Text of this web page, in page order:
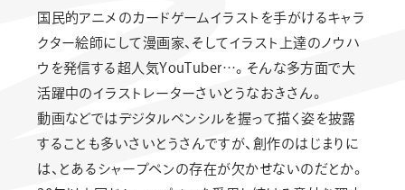
国民的アニメのカードゲームイラストを手がけるキャラ
クター絵師にして漫画家、そしてイラスト上達のノウハ
ウを発信する超人気YouTuber…。そんな多方面で大
活躍中のイラストレーターさいとうなおきさん。
動画などではデジタルペンシルを握って描く姿を披露
することも多いさいとうさんですが、創作のはじまりに
は、とあるシャープペンの存在が欠かせないのだとか。